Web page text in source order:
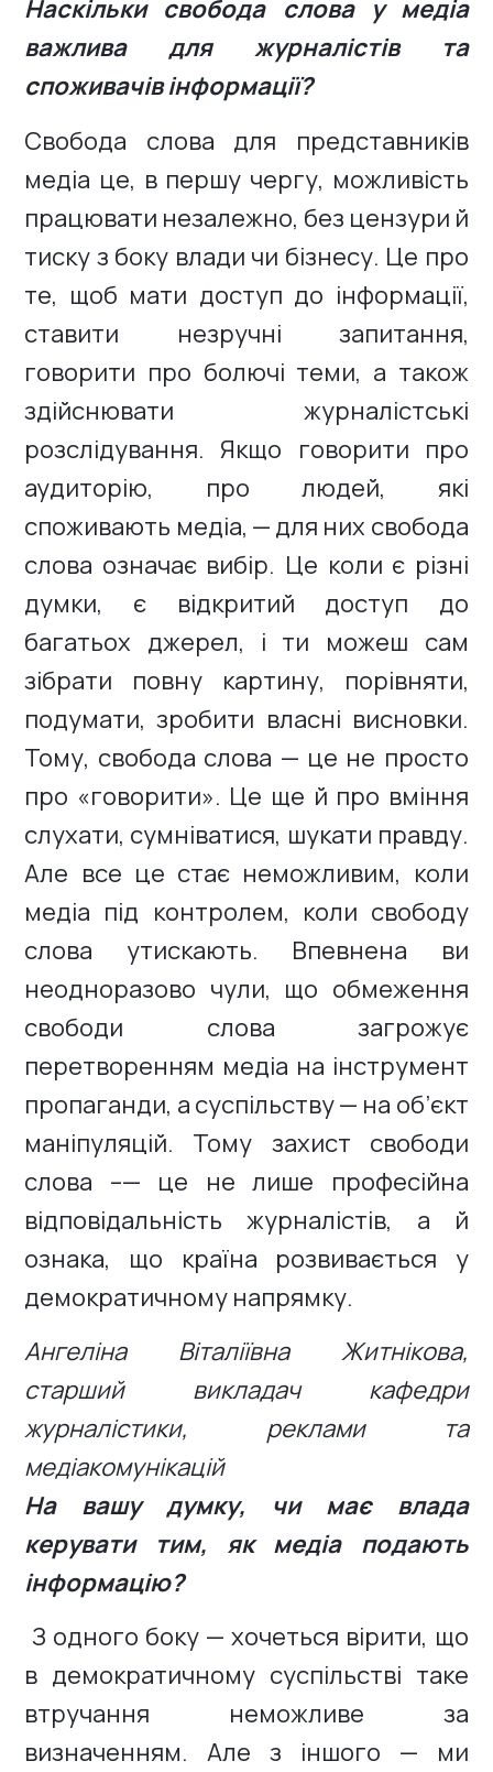
Наскільки свобода слова у медіа
важлива для журналістів та
споживачів інформації?
Свобода слова для представників
медіа це, в першу чергу, можливість
працювати незалежно, без цензури й
тиску з боку влади чи бізнесу. Це про
те, щоб мати доступ до інформації,
ставити незручні запитання,
говорити про болючі теми, а також
здійснювати журналістські
розслідування. Якщо говорити про
аудиторію, про людей, які
споживають медіа, — для них свобода
слова означає вибір. Це коли є різні
думки, є відкритий доступ до
багатьох джерел, і ти можеш сам
зібрати повну картину, порівняти,
подумати, зробити власні висновки.
Тому, свобода слова — це не просто
про «говорити». Це ще й про вміння
слухати, сумніватися, шукати правду.
Але все це стає неможливим, коли
медіа під контролем, коли свободу
слова утискають. Впевнена ви
неодноразово чули, що обмеження
свободи слова загрожує
перетворенням медіа на інструмент
пропаганди, а суспільству — на об’єкт
маніпуляцій. Тому захист свободи
слова –— це не лише професійна
відповідальність журналістів, а й
ознака, що країна розвивається у
демократичному напрямку.
Ангеліна Віталіївна Житнікова,
старший викладач кафедри
журналістики, реклами та
медіакомунікацій
На вашу думку, чи має влада
керувати тим, як медіа подають
інформацію?
З одного боку — хочеться вірити, що
в демократичному суспільстві таке
втручання неможливе за
визначенням. Але з іншого — ми